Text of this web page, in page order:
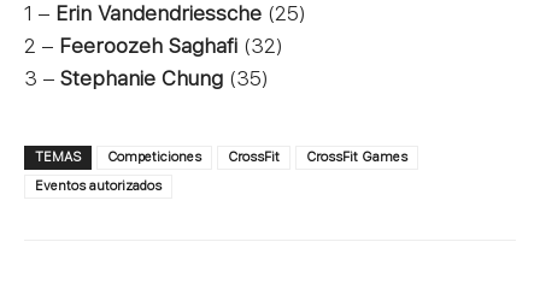
1 – Erin Vandendriessche (25)
2 – Feeroozeh Saghafi (32)
3 – Stephanie Chung (35)
TEMAS Competiciones CrossFit
CrossFit Games
Eventos autorizados